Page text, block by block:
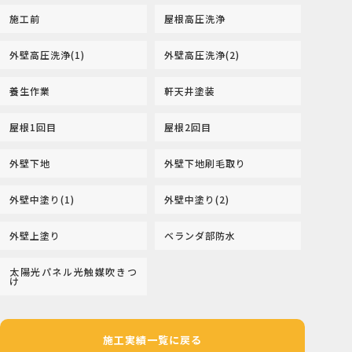
施工前 屋根高圧洗浄
外壁高圧洗浄(1) 外壁高圧洗浄(2)
養生作業 軒天井塗装
屋根1回目 屋根2回目
外壁下地 外壁下地刷毛取り
外壁中塗り(1) 外壁中塗り(2)
外壁上塗り ベランダ部防水
太陽光パネル光触媒吹きつ
け
施工実績一覧に戻る